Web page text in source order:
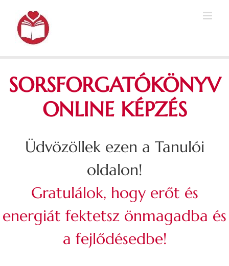
SORSFORGATÓKÖNYV
ONLINE KÉPZÉS
Üdvözöllek ezen a Tanulói
oldalon!
Gratulálok, hogy erőt és
energiát fektetsz önmagadba és
a fejlődésedbe!